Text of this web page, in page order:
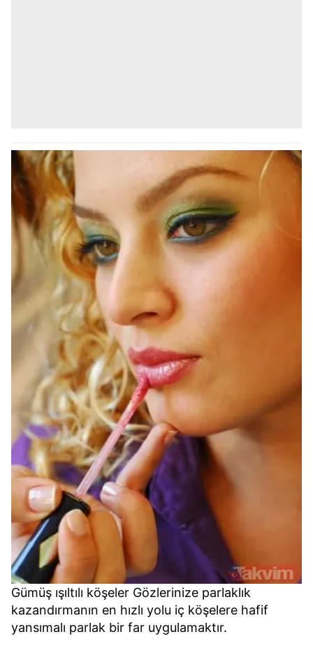
Gümüş ışıltılı köşeler Gözlerinize parlaklık
kazandırmanın en hızlı yolu iç köşelere hafif
yansımalı parlak bir far uygulamaktır.